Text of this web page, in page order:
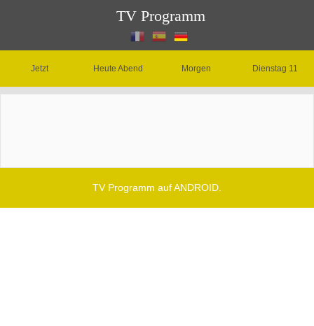
TV Programm
Jetzt Heute Abend Morgen Dienstag 11
TV Programm auf ANDROID.